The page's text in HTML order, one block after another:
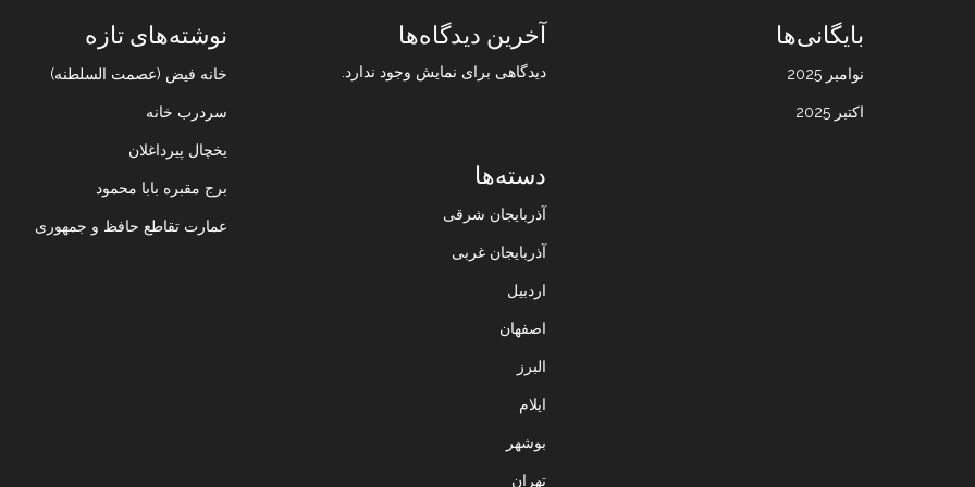
نوشته‌های تازه
خانه فیض (عصمت السلطنه)
سردرب خانه
یخچال پیرداغلان
برج مقبره بابا محمود
عمارت تقاطع حافظ و جمهوری
آخرین دیدگاه‌ها
دیدگاهی برای نمایش وجود ندارد.
بایگانی‌ها
نوامبر 2025
اکتبر 2025
دسته‌ها
آذربایجان شرقی
آذربایجان غربی
اردبیل
اصفهان
البرز
ایلام
بوشهر
تهران